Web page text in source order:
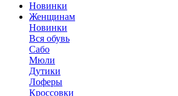
Новинки
Женщинам
Новинки
Вся обувь
Сабо
Мюли
Дутики
Лоферы
Кроссовки